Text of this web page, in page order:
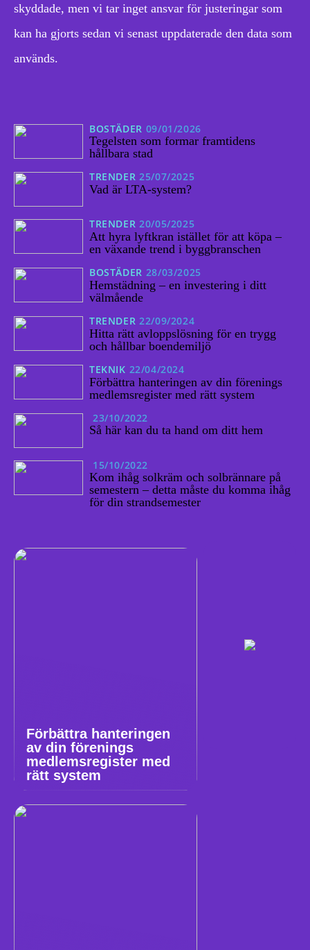
skyddade, men vi tar inget ansvar för justeringar som
kan ha gjorts sedan vi senast uppdaterade den data som
används.
BOSTÄDER 09/01/2026
Tegelsten som formar framtidens
hållbara stad
TRENDER 25/07/2025
Vad är LTA-system?
TRENDER 20/05/2025
Att hyra lyftkran istället för att köpa –
en växande trend i byggbranschen
BOSTÄDER 28/03/2025
Hemstädning – en investering i ditt
välmående
TRENDER 22/09/2024
Hitta rätt avloppslösning för en trygg
och hållbar boendemiljö
TEKNIK 22/04/2024
Förbättra hanteringen av din förenings
medlemsregister med rätt system
23/10/2022
Så här kan du ta hand om ditt hem
15/10/2022
Kom ihåg solkräm och solbrännare på
semestern – detta måste du komma ihåg
för din strandsemester
Förbättra hanteringen
av din förenings
medlemsregister med
rätt system